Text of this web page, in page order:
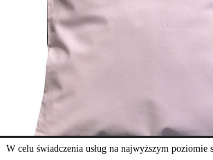
W celu świadczenia usług na najwyższym